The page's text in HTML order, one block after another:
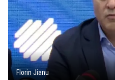
Florin Jianu